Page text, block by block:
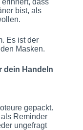
dass
bist, als
Es ist der
Masken.
dein Handeln
gepackt.
Reminder
ungefragt